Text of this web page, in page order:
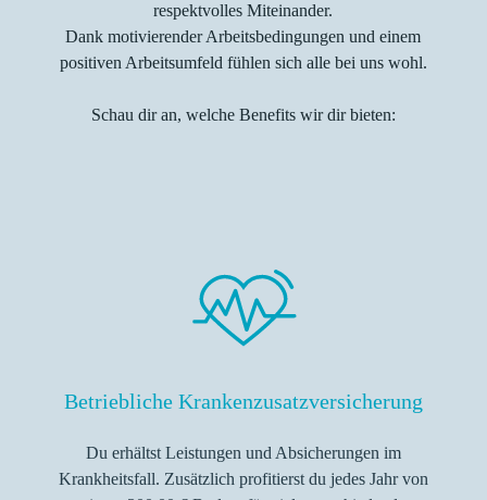
respektvolles Miteinander.
Dank motivierender Arbeitsbedingungen und einem
positiven Arbeitsumfeld fühlen sich alle bei uns wohl.
Schau dir an, welche Benefits wir dir bieten:
Betriebliche Krankenzusatzversicherung
Du erhältst Leistungen und Absicherungen im
Krankheitsfall. Zusätzlich profitierst du jedes Jahr von